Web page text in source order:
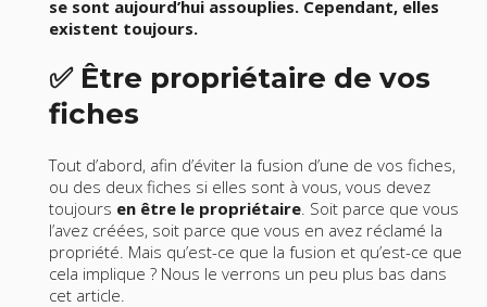
se sont aujourd’hui assouplies. Cependant, elles
existent toujours.
✅ Être propriétaire de vos
fiches
Tout d’abord, afin d’éviter la fusion d’une de vos fiches,
ou des deux fiches si elles sont à vous, vous devez
toujours en être le propriétaire. Soit parce que vous
l’avez créées, soit parce que vous en avez réclamé la
propriété. Mais qu’est-ce que la fusion et qu’est-ce que
cela implique ? Nous le verrons un peu plus bas dans
cet article.